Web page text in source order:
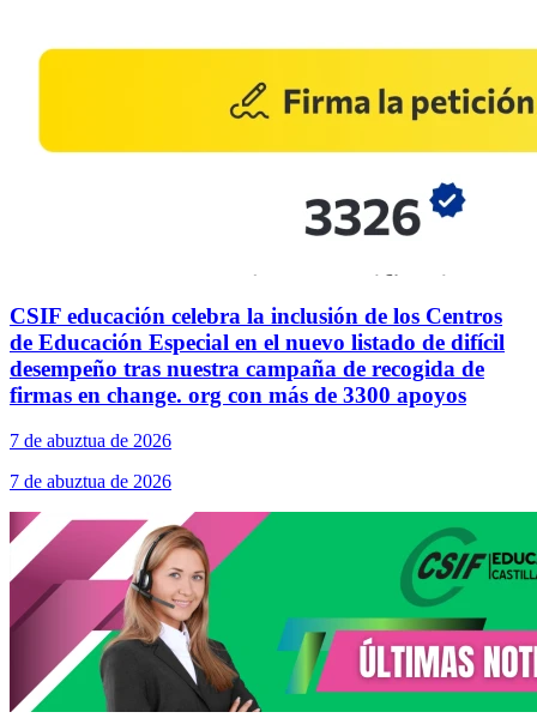
CSIF educación celebra la inclusión de los Centros
de Educación Especial en el nuevo listado de difícil
desempeño tras nuestra campaña de recogida de
firmas en change. org con más de 3300 apoyos
7 de abuztua de 2026
7 de abuztua de 2026